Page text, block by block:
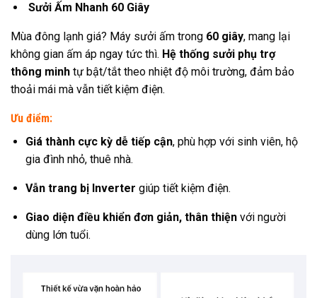
Sưởi Ấm Nhanh 60 Giây
Mùa đông lạnh giá? Máy sưởi ấm trong 60 giây, mang lại
không gian ấm áp ngay tức thì. Hệ thống sưởi phụ trợ
thông minh tự bật/tắt theo nhiệt độ môi trường, đảm bảo
thoải mái mà vẫn tiết kiệm điện.
Ưu điểm:
Giá thành cực kỳ dễ tiếp cận, phù hợp với sinh viên, hộ
gia đình nhỏ, thuê nhà.
Vẫn trang bị Inverter giúp tiết kiệm điện.
Giao diện điều khiển đơn giản, thân thiệnvới người
dùng lớn tuổi.